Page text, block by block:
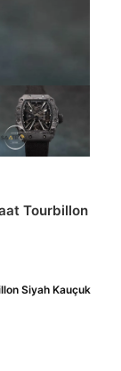
Tourbillon
Siyah Kauçuk